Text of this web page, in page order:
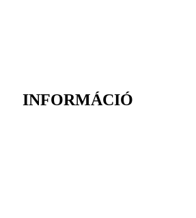
INFORMÁCIÓ